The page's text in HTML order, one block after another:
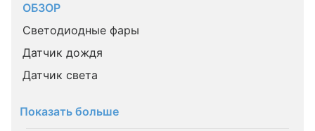
ОБЗОР
Светодиодные фары
Датчик дождя
Датчик света
Показать больше